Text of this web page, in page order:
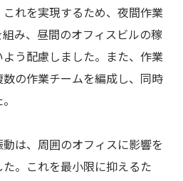
れを実現するため、夜間作業
み、昼間のオフィスビルの稼
う配慮しました。また、作業
の作業チームを編成し、同時
は、周囲のオフィスに影響を
。これを最小限に抑えるた